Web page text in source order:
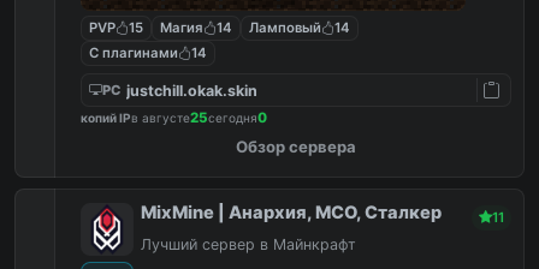
PVP 15 Магия 14 Ламповый
14
С плагинами
14
PC justchill.okak.skin
копий IPв августе25сегодня0
Обзор сервера
MixMine | Анархия, МСО, Сталкер 11
Лучший сервер в Майнкрафт